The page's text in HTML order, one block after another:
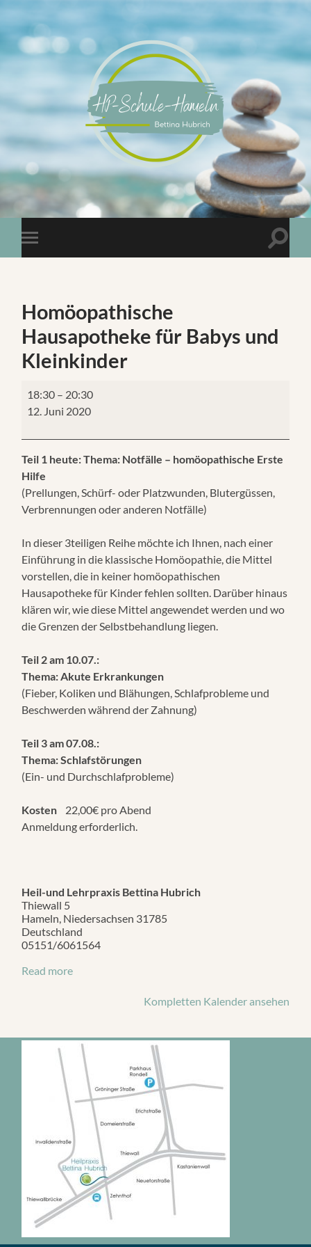
Homöopathische
Hausapotheke für Babys und
Kleinkinder
18:30 – 20:30
12. Juni 2020
Teil 1 heute: Thema: Notfälle – homöopathische Erste
Hilfe
(Prellungen, Schürf- oder Platzwunden, Blutergüssen,
Verbrennungen oder anderen Notfälle)
In dieser 3teiligen Reihe möchte ich Ihnen, nach einer
Einführung in die klassische Homöopathie, die Mittel
vorstellen, die in keiner homöopathischen
Hausapotheke für Kinder fehlen sollten. Darüber hinaus
klären wir, wie diese Mittel angewendet werden und wo
die Grenzen der Selbstbehandlung liegen.
Teil 2 am 10.07.:
Thema:Akute Erkrankungen
(Fieber, Koliken und Blähungen, Schlafprobleme und
Beschwerden während der Zahnung)
Teil 3 am 07.08.:
Thema:Schlafstörungen
(Ein- und Durchschlafprobleme)
Kosten 22,00€ pro Abend
Anmeldung erforderlich.
Heil-und Lehrpraxis Bettina Hubrich
Thiewall 5
Hameln, Niedersachsen 31785
Deutschland
05151/6061564
Read more
Kompletten Kalender ansehen